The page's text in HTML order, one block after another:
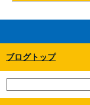
ブログトップ